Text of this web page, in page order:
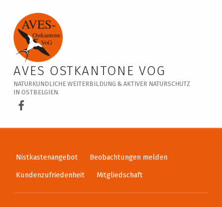
Veranstaltungskalender – AVES Ostkantone VoG
AVES OSTKANTONE VOG
NATURKUNDLICHE WEITERBILDUNG & AKTIVER NATURSCHUTZ
IN OSTBELGIEN.
AVES Ostkantone bei Facebook
Nistkastenangebot
Beobachtungen melden
Kundenzufriedenheit
Mitgliedschaft